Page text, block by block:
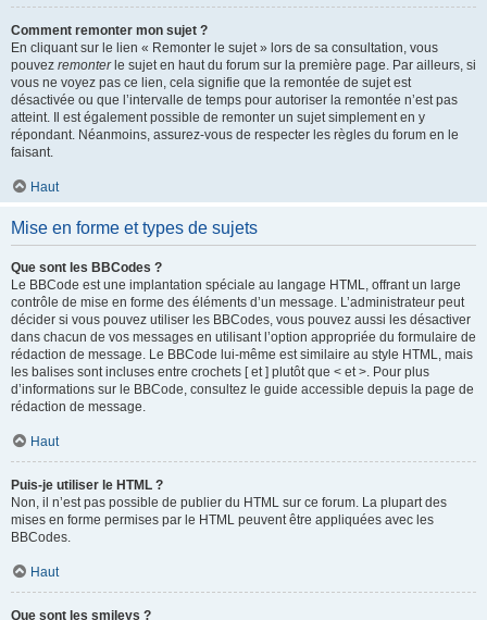
Comment remonter mon sujet ?
En cliquant sur le lien « Remonter le sujet » lors de sa consultation, vous
pouvez remonterle sujet en haut du forum sur la première page. Par ailleurs, si
vous ne voyez pas ce lien, cela signifie que la remontée de sujet est
désactivée ou que l’intervalle de temps pour autoriser la remontée n’est pas
atteint. Il est également possible de remonter un sujet simplement en y
répondant. Néanmoins, assurez-vous de respecter les règles du forum en le
faisant.
Haut
Mise en forme et types de sujets
Que sont les BBCodes ?
Le BBCode est une implantation spéciale au langage HTML, offrant un large
contrôle de mise en forme des éléments d’un message. L’administrateur peut
décider si vous pouvez utiliser les BBCodes, vous pouvez aussi les désactiver
dans chacun de vos messages en utilisant l’option appropriée du formulaire de
rédaction de message. Le BBCode lui-même est similaire au style HTML, mais
les balises sont incluses entre crochets [ et ] plutôt que < et >. Pour plus
d’informations sur le BBCode, consultez le guide accessible depuis la page de
rédaction de message.
Haut
Puis-je utiliser le HTML ?
Non, il n’est pas possible de publier du HTML sur ce forum. La plupart des
mises en forme permises par le HTML peuvent être appliquées avec les
BBCodes.
Haut
Que sont les smileys ?